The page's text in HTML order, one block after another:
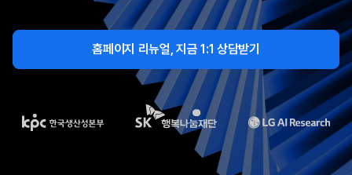
홈페이지 리뉴얼, 지금 1:1 상담받기